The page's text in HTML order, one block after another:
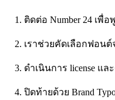
ติดต่อ Number 24 เพื่
เราช่วยคัดเลือกฟอน
ดำเนินการ license แ
ปิดท้ายด้วย Brand